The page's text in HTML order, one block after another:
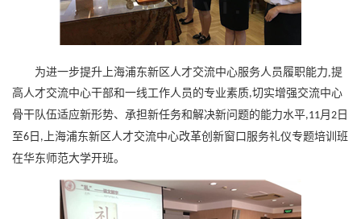
为进一步提升上海浦东新区人才交流中心服务人员履职能力,提
高人才交流中心干部和一线工作人员的专业素质,切实增强交流中心
骨干队伍适应新形势、承担新任务和解决新问题的能力水平,11月 2 日
至6 日 , 上海浦东新区人才交流中心改革创新窗口服务礼仪专题培训班
在华东师范大学开班。